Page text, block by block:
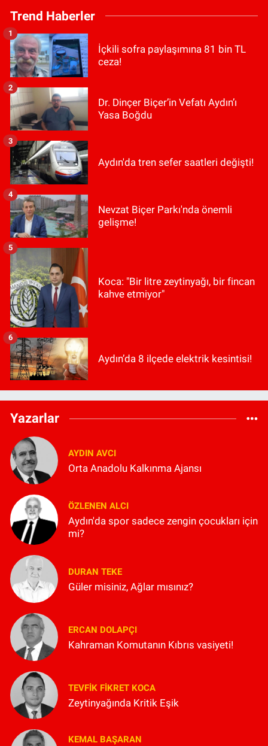
Trend Haberler
İçkili sofra paylaşımına 81 bin TL
ceza!
1
Dr. Dinçer Biçer’in Vefatı Aydın’ı
Yasa Boğdu
2
Aydın'da tren sefer saatleri değişti!
3
Nevzat Biçer Parkı'nda önemli
gelişme!
4
Koca: "Bir litre zeytinyağı, bir fincan
kahve etmiyor"
5
Aydın’da 8 ilçede elektrik kesintisi!
6
Yazarlar
AYDIN AVCI
Orta Anadolu Kalkınma Ajansı
ÖZLENEN ALCI
Aydın'da spor sadece zengin çocukları için
mi?
DURAN TEKE
Güler misiniz, Ağlar mısınız?
ERCAN DOLAPÇI
Kahraman Komutanın Kıbrıs vasiyeti!
TEVFIK FIKRET KOCA
Zeytinyağında Kritik Eşik
KEMAL BAŞARAN